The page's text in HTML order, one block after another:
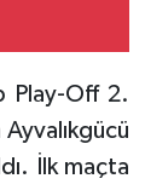
Play-Off 2.
İlk maçta